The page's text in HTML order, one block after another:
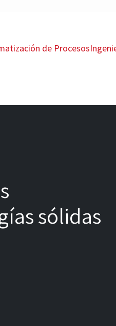
de Procesos
sólidas